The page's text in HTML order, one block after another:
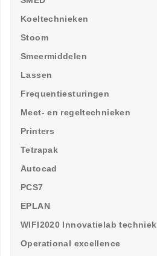
Koeltechnieken
Stoom
Smeermiddelen
Lassen
Frequentiesturingen
Meet- en regeltechnieken
Printers
Tetrapak
Autocad
PCS7
EPLAN
WIFI2020 Innovatielab techniek
Operational excellence